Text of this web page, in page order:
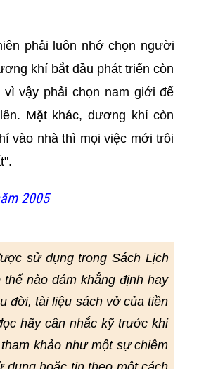
phải luôn nhớ chọn người
khí bắt đầu phát triển còn
vậy phải chọn nam giới để
Mặt khác, dương khí còn
vào nhà thì mọi việc mới trôi
2005
sử dụng trong Sách Lịch
nào dám khẳng định hay
đời, tài liệu sách vở của tiền
hãy cân nhắc kỹ trước khi
khảo như một sự chiêm